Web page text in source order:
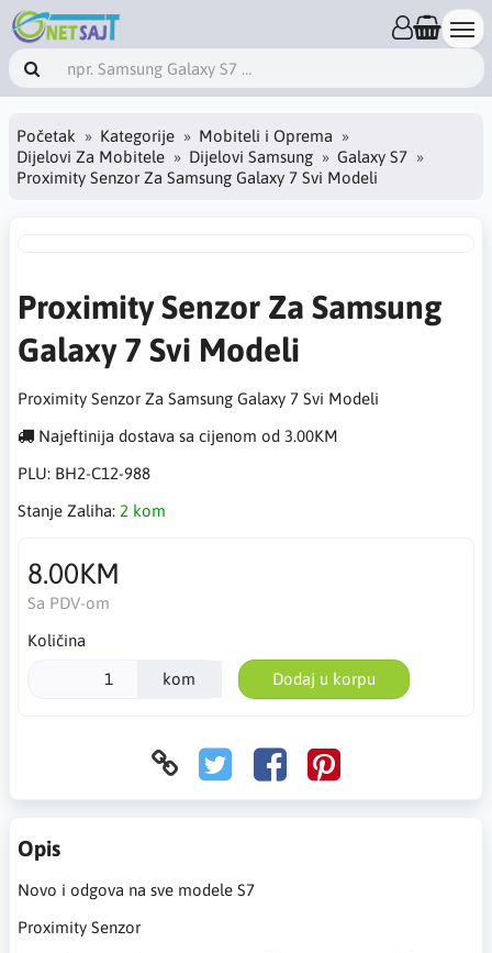
Početak Kategorije
Mobiteli i Oprema
Dijelovi Za Mobitele
Dijelovi Samsung
Galaxy S7
Proximity Senzor Za Samsung Galaxy 7 Svi Modeli
Proximity Senzor Za Samsung
Galaxy 7 Svi Modeli
Proximity Senzor Za Samsung Galaxy 7 Svi Modeli
Najeftinija dostava sa cijenom od 3.00KM
PLU: BH2-C12-988
Stanje Zaliha: 2 kom
8.00KM
Sa PDV-om
Količina
kom Dodaj u korpu
Opis
Novo i odgova na sve modele S7
Proximity Senzor